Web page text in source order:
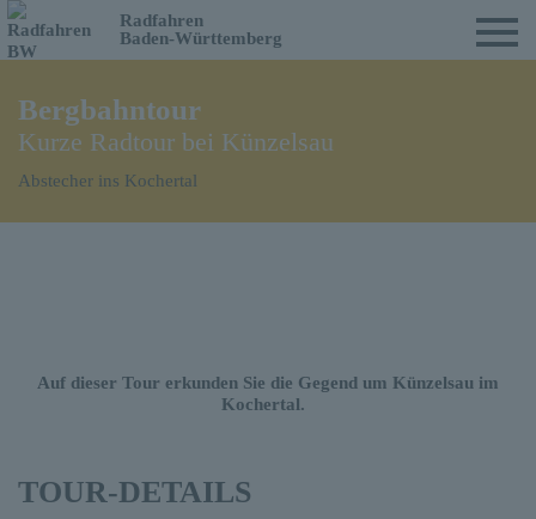
Radfahren
Baden-Württemberg
Bergbahntour
Kurze Radtour bei Künzelsau
Abstecher ins Kochertal
Auf dieser Tour erkunden Sie die Gegend um Künzelsau im
Kochertal.
TOUR-DETAILS